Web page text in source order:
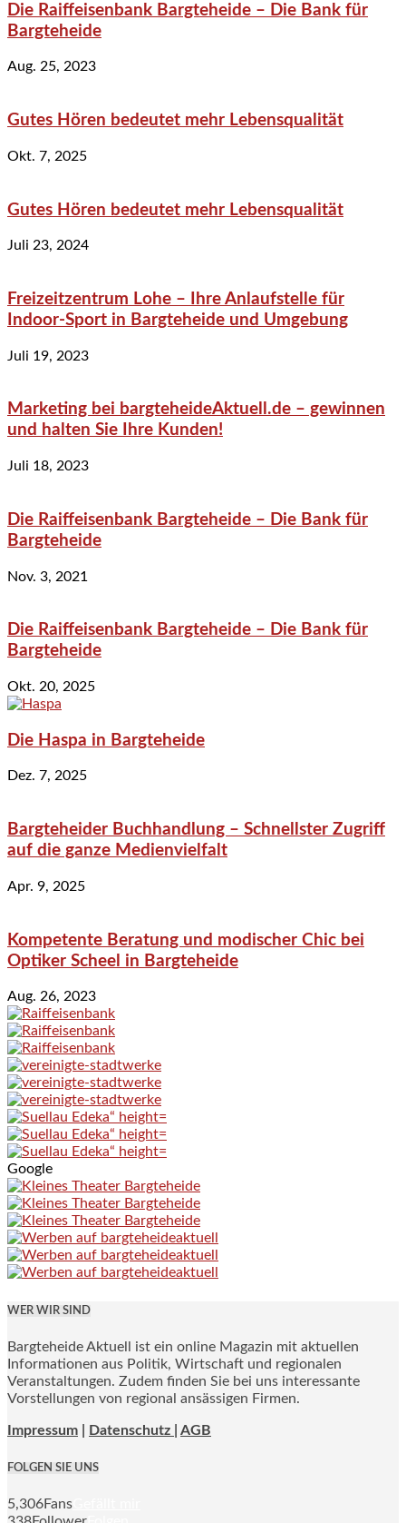
Die Raiffeisenbank Bargteheide – Die Bank für
Bargteheide
Aug. 25, 2023
Gutes Hören bedeutet mehr Lebensqualität
Okt. 7, 2025
Gutes Hören bedeutet mehr Lebensqualität
Juli 23, 2024
Freizeitzentrum Lohe – Ihre Anlaufstelle für
Indoor-Sport in Bargteheide und Umgebung
Juli 19, 2023
Marketing bei bargteheideAktuell.de – gewinnen
und halten Sie Ihre Kunden!
Juli 18, 2023
Die Raiffeisenbank Bargteheide – Die Bank für
Bargteheide
Nov. 3, 2021
Die Raiffeisenbank Bargteheide – Die Bank für
Bargteheide
Okt. 20, 2025
Die Haspa in Bargteheide
Dez. 7, 2025
Bargteheider Buchhandlung – Schnellster Zugriff
auf die ganze Medienvielfalt
Apr. 9, 2025
Kompetente Beratung und modischer Chic bei
Optiker Scheel in Bargteheide
Aug. 26, 2023
Google
WER WIR SIND
Bargteheide Aktuell ist ein online Magazin mit aktuellen
Informationen aus Politik, Wirtschaft und regionalen
Veranstaltungen. Zudem finden Sie bei uns interessante
Vorstellungen von regional ansässigen Firmen.
Impressum Datenschutz | AGB
FOLGEN SIE UNS
5,306Fans